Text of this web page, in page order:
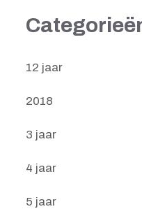
12 jaar
2018
3 jaar
4 jaar
5 jaar